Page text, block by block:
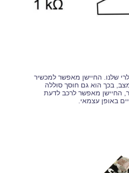
שלנו. החיישן מאפשר למכשיר
בכך הוא גם חוסך סוללה
החיישן מאפשר לרכב לדעת
באופן עצמאי.